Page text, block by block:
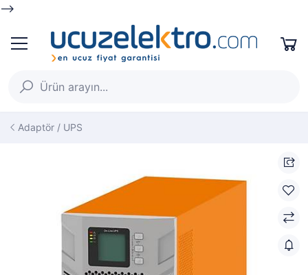
-->
Adaptör / UPS